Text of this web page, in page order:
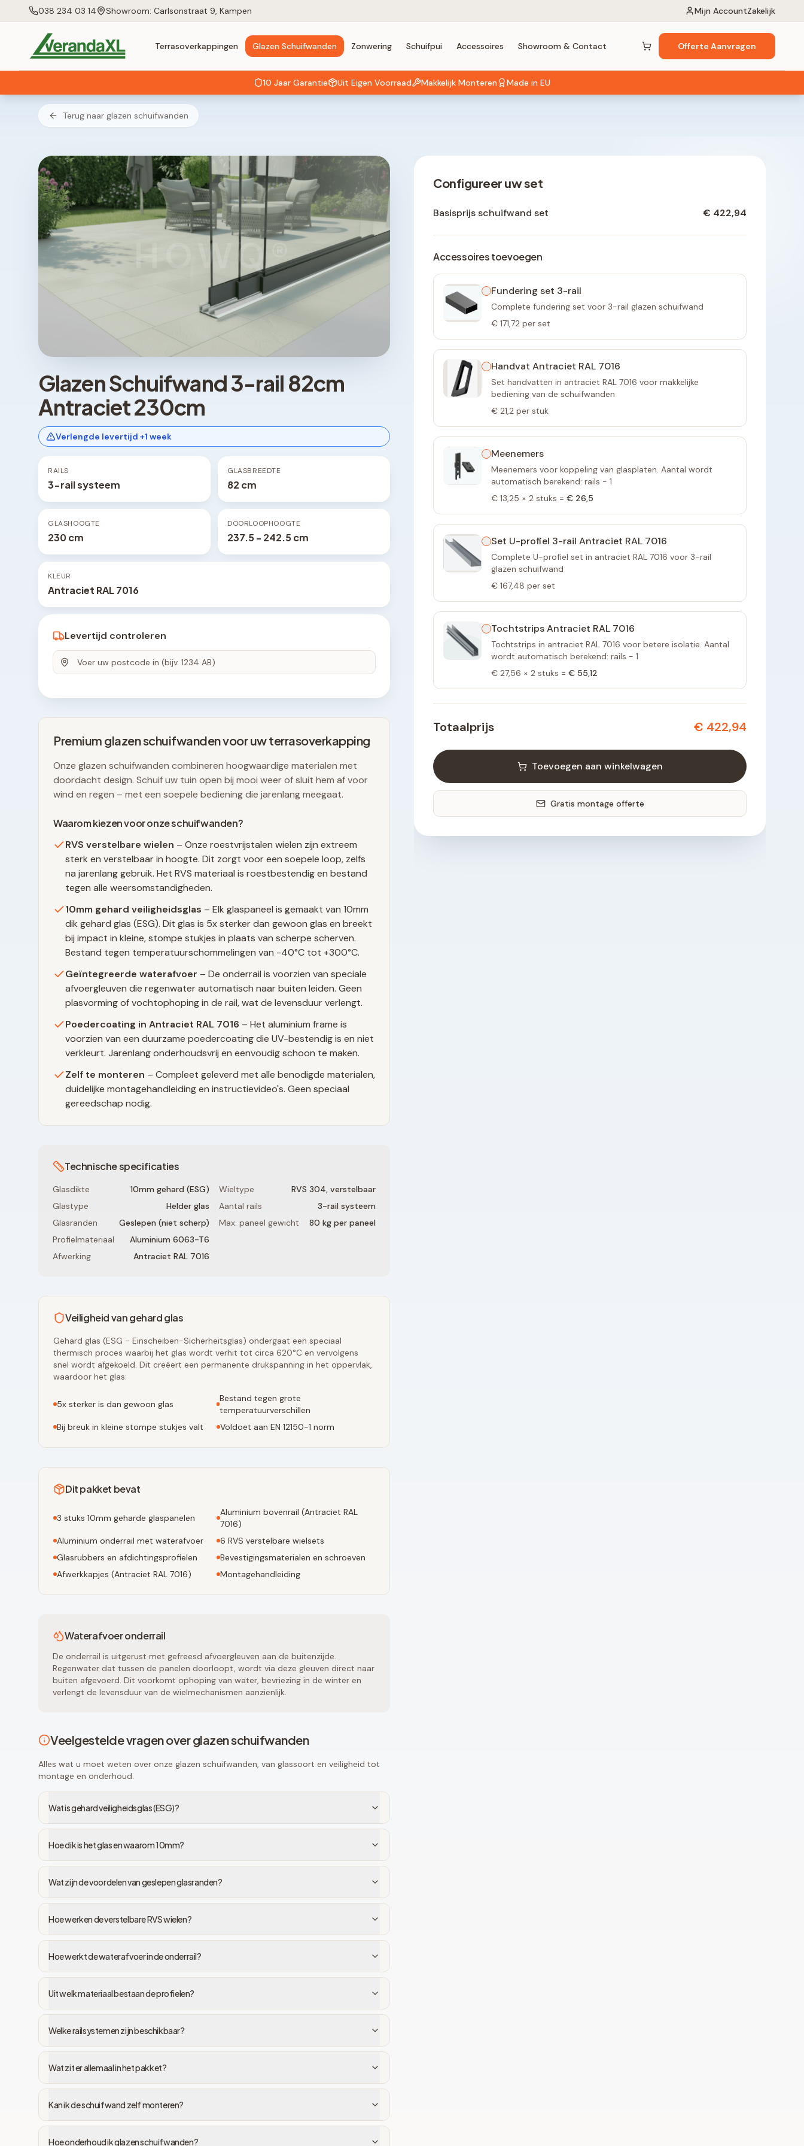
038 234 03 14 Showroom: Carlsonstraat 9, Kampen Mijn AccountZakelijk
Terrasoverkappingen Glazen Schuifwanden Zonwering Schuifpui Accessoires Showroom & Contact Winkelwagen (0items)
Offerte Aanvragen
10 Jaar Garantie Uit Eigen Voorraad Makkelijk Monteren Made in EU
Terug naar glazen schuifwanden
HOWQ®
Glazen Schuifwand 3-rail 82cm
Antraciet 230cm
Verlengde levertijd +1 week
RAILS
3-rail systeem
GLASBREEDTE
82 cm
GLASHOOGTE
230 cm
DOORLOOPHOOGTE
237.5 - 242.5 cm
KLEUR
Antraciet RAL 7016
Levertijd controleren
Premium glazen schuifwanden voor uw terrasoverkapping
Onze glazen schuifwanden combineren hoogwaardige materialen met
doordacht design. Schuif uw tuin open bij mooi weer of sluit hem af voor
wind en regen – met een soepele bediening die jarenlang meegaat.
Waarom kiezen voor onze schuifwanden?
RVS verstelbare wielen – Onze roestvrijstalen wielen zijn extreem
sterk en verstelbaar in hoogte. Dit zorgt voor een soepele loop, zelfs
na jarenlang gebruik. Het RVS materiaal is roestbestendig en bestand
tegen alle weersomstandigheden.
10mm gehard veiligheidsglas – Elk glaspaneel is gemaakt van 10mm
dik gehard glas (ESG). Dit glas is 5x sterker dan gewoon glas en breekt
bij impact in kleine, stompe stukjes in plaats van scherpe scherven.
Bestand tegen temperatuurschommelingen van -40°C tot +300°C.
Geïntegreerde waterafvoer – De onderrail is voorzien van speciale
afvoergleuven die regenwater automatisch naar buiten leiden. Geen
plasvorming of vochtophoping in de rail, wat de levensduur verlengt.
Poedercoating in Antraciet RAL 7016 – Het aluminium frame is
voorzien van een duurzame poedercoating die UV-bestendig is en niet
verkleurt. Jarenlang onderhoudsvrij en eenvoudig schoon te maken.
Zelf te monteren – Compleet geleverd met alle benodigde materialen,
duidelijke montagehandleiding en instructievideo's. Geen speciaal
gereedschap nodig.
Technische specificaties
Glasdikte
10mm gehard (ESG)
Glastype
Helder glas
Glasranden
Geslepen (niet scherp)
Profielmateriaal
Aluminium 6063-T6
Afwerking
Antraciet RAL 7016
Wieltype
RVS 304, verstelbaar
Aantal rails
3-rail systeem
Max. paneel gewicht
80 kg per paneel
Veiligheid van gehard glas
Gehard glas (ESG - Einscheiben-Sicherheitsglas) ondergaat een speciaal
thermisch proces waarbij het glas wordt verhit tot circa 620°C en vervolgens
snel wordt afgekoeld. Dit creëert een permanente drukspanning in het oppervlak,
waardoor het glas:
5x sterker is dan gewoon glas
Bestand tegen grote
temperatuurverschillen
Bij breuk in kleine stompe stukjes valt
Voldoet aan EN 12150-1 norm
Dit pakket bevat
3 stuks 10mm geharde glaspanelen
Aluminium bovenrail (Antraciet RAL
7016)
Aluminium onderrail met waterafvoer
6 RVS verstelbare wielsets
Glasrubbers en afdichtingsprofielen
Bevestigingsmaterialen en schroeven
Afwerkkapjes (Antraciet RAL 7016) Montagehandleiding
Waterafvoer onderrail
De onderrail is uitgerust met gefreesd afvoergleuven aan de buitenzijde.
Regenwater dat tussen de panelen doorloopt, wordt via deze gleuven direct naar
buiten afgevoerd. Dit voorkomt ophoping van water, bevriezing in de winter en
verlengt de levensduur van de wielmechanismen aanzienlijk.
Veelgestelde vragen over glazen schuifwanden
Alles wat u moet weten over onze glazen schuifwanden, van glassoort en veiligheid tot
montage en onderhoud.
Wat is gehard veiligheidsglas (ESG)?
Hoe dik is het glas en waarom 10mm?
Wat zijn de voordelen van geslepen glasranden?
Hoe werken de verstelbare RVS wielen?
Hoe werkt de waterafvoer in de onderrail?
Uit welk materiaal bestaan de profielen?
Welke railsystemen zijn beschikbaar?
Wat zit er allemaal in het pakket?
Kan ik de schuifwand zelf monteren?
Hoe onderhoud ik glazen schuifwanden?
Configureer uw set
Basisprijs schuifwand set € 422,94
Accessoires toevoegen
Fundering set 3-rail
Complete fundering set voor 3-rail glazen schuifwand
€ 171,72 per set
Handvat Antraciet RAL 7016
Set handvatten in antraciet RAL 7016 voor makkelijke
bediening van de schuifwanden
€ 21,2 per stuk
Meenemers
Meenemers voor koppeling van glasplaten. Aantal wordt
automatisch berekend: rails - 1
€ 13,25 × 2 stuks = € 26,5
Set U-profiel 3-rail Antraciet RAL 7016
Complete U-profiel set in antraciet RAL 7016 voor 3-rail
glazen schuifwand
€ 167,48 per set
Tochtstrips Antraciet RAL 7016
Tochtstrips in antraciet RAL 7016 voor betere isolatie. Aantal
wordt automatisch berekend: rails - 1
€ 27,56 × 2 stuks = € 55,12
Totaalprijs € 422,94
Toevoegen aan winkelwagen
Gratis montage offerte